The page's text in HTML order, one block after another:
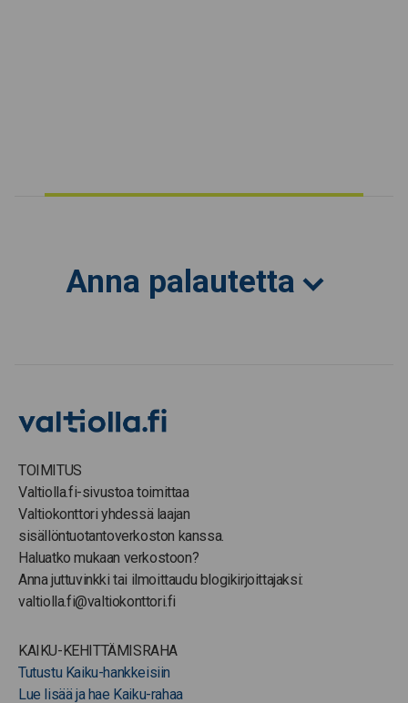
Anna palautetta
TOIMITUS
Valtiolla.fi-sivustoa toimittaa
Valtiokonttori yhdessä laajan
sisällöntuotantoverkoston kanssa.
Haluatko mukaan verkostoon?
Anna juttuvinkki tai ilmoittaudu blogikirjoittajaksi:
valtiolla.fi@valtiokonttori.fi
KAIKU-KEHITTÄMISRAHA
Tutustu Kaiku-hankkeisiin
Lue lisää ja hae Kaiku-rahaa